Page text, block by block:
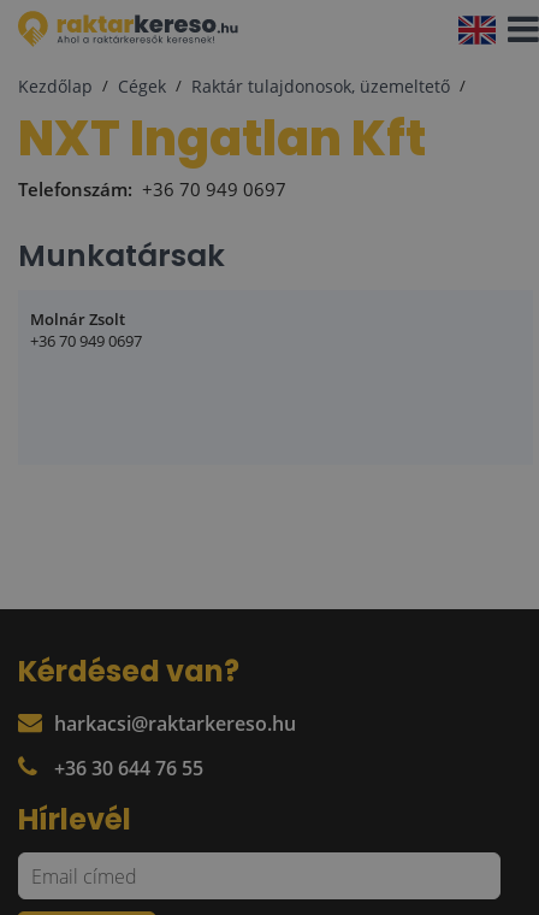
Kezdőlap Cégek Raktár tulajdonosok, üzemeltető
NXT Ingatlan Kft
Telefonszám: +36 70 949 0697
Munkatársak
Molnár Zsolt
+36 70 949 0697
Kérdésed van?
harkacsi@raktarkereso.hu
+36 30 644 76 55
Hírlevél